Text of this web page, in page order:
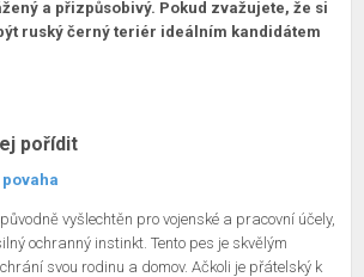
a přizpůsobivý. Pokud zvažujete, že si
ruský černý teriér ideálním kandidátem
pořídit
vyšlechtěn pro vojenské a pracovní účely,
ochranný instinkt. Tento pes je skvělým
svou rodinu a domov. Ačkoli je přátelský k